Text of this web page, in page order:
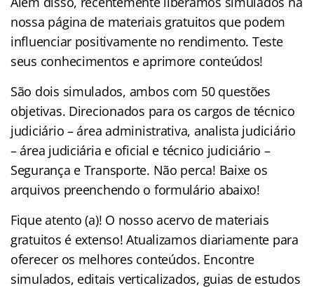
nossa página de materiais gratuitos que podem
influenciar positivamente no rendimento. Teste
seus conhecimentos e aprimore conteúdos!
São dois simulados, ambos com 50 questões
objetivas. Direcionados para os cargos de técnico
judiciário – área administrativa, analista judiciário
– área judiciária e oficial e técnico judiciário –
Segurança e Transporte. Não perca! Baixe os
arquivos preenchendo o formulário abaixo!
Fique atento (a)! O nosso acervo de materiais
gratuitos é extenso! Atualizamos diariamente para
oferecer os melhores conteúdos. Encontre
simulados, editais verticalizados, guias de estudos